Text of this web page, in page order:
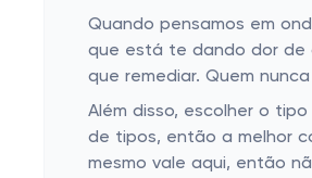
Quando pensamos em
que está te dando dor de
que remediar. Quem
Além disso, escolher o
de tipos, então a melhor
mesmo vale aqui, então